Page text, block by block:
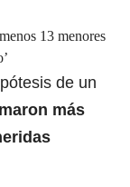
13 menores
de un
más